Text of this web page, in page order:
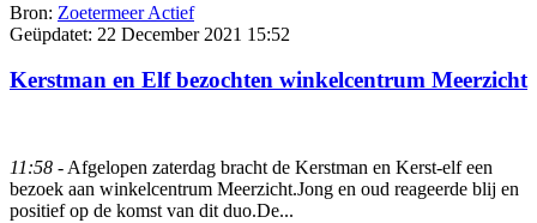
Bron: Zoetermeer Actief
Geüpdatet: 22 December 2021 15:52
Kerstman en Elf bezochten winkelcentrum Meerzicht
11:58 - Afgelopen zaterdag bracht de Kerstman en Kerst-elf een
bezoek aan winkelcentrum Meerzicht.Jong en oud reageerde blij en
positief op de komst van dit duo.De...